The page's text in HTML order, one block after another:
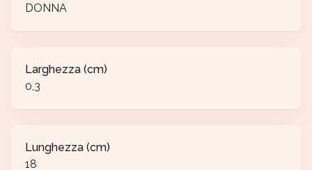
DONNA
Larghezza (cm)
0,3
Lunghezza (cm)
18